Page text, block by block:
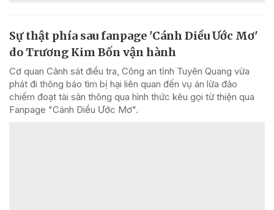
Sự thật phía sau fanpage 'Cánh Diều Ước Mơ'
do Trương Kim Bốn vận hành
Cơ quan Cảnh sát điều tra, Công an tỉnh Tuyên Quang vừa
phát đi thông báo tìm bị hại liên quan đến vụ án lừa đảo
chiếm đoạt tài sản thông qua hình thức kêu gọi từ thiện qua
Fanpage "Cánh Diều Ước Mơ".